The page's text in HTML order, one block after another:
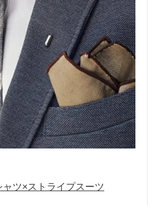
ツ×ストライプスーツ